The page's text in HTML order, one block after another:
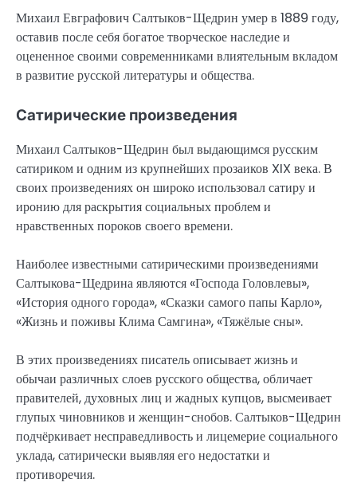
Михаил Евграфович Салтыков-Щедрин умер в 1889 году,
оставив после себя богатое творческое наследие и
оцененное своими современниками влиятельным вкладом
в развитие русской литературы и общества.
Сатирические произведения
Михаил Салтыков-Щедрин был выдающимся русским
сатириком и одним из крупнейших прозаиков XIX века. В
своих произведениях он широко использовал сатиру и
иронию для раскрытия социальных проблем и
нравственных пороков своего времени.
Наиболее известными сатирическими произведениями
Салтыкова-Щедрина являются «Господа Головлевы»,
«История одного города», «Сказки самого папы Карло»,
«Жизнь и поживы Клима Самгина», «Тяжёлые сны».
В этих произведениях писатель описывает жизнь и
обычаи различных слоев русского общества, обличает
правителей, духовных лиц и жадных купцов, высмеивает
глупых чиновников и женщин-снобов. Салтыков-Щедрин
подчёркивает несправедливость и лицемерие социального
уклада, сатирически выявляя его недостатки и
противоречия.